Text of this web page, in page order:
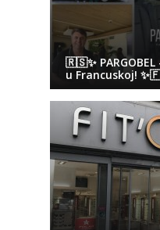
🇷🇸✨
u Francuskoj!